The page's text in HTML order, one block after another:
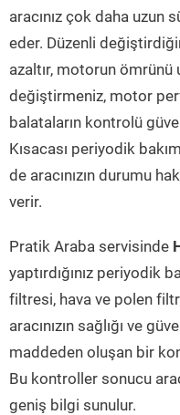
aracınız çok daha uzun
eder. Düzenli
azaltır, motorun ömrünü
değiştirmeniz, motor
balataların kontrolü
Kısacası periyodik
de aracınızın durumu
verir.
Pratik Araba servisinde
yaptırdığınız periyodik
filtresi, hava ve polen
aracınızın sağlığı ve
maddeden oluşan bir
Bu kontroller sonucu
geniş bilgi sunulur.